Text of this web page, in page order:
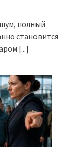
полный
становится
[...]